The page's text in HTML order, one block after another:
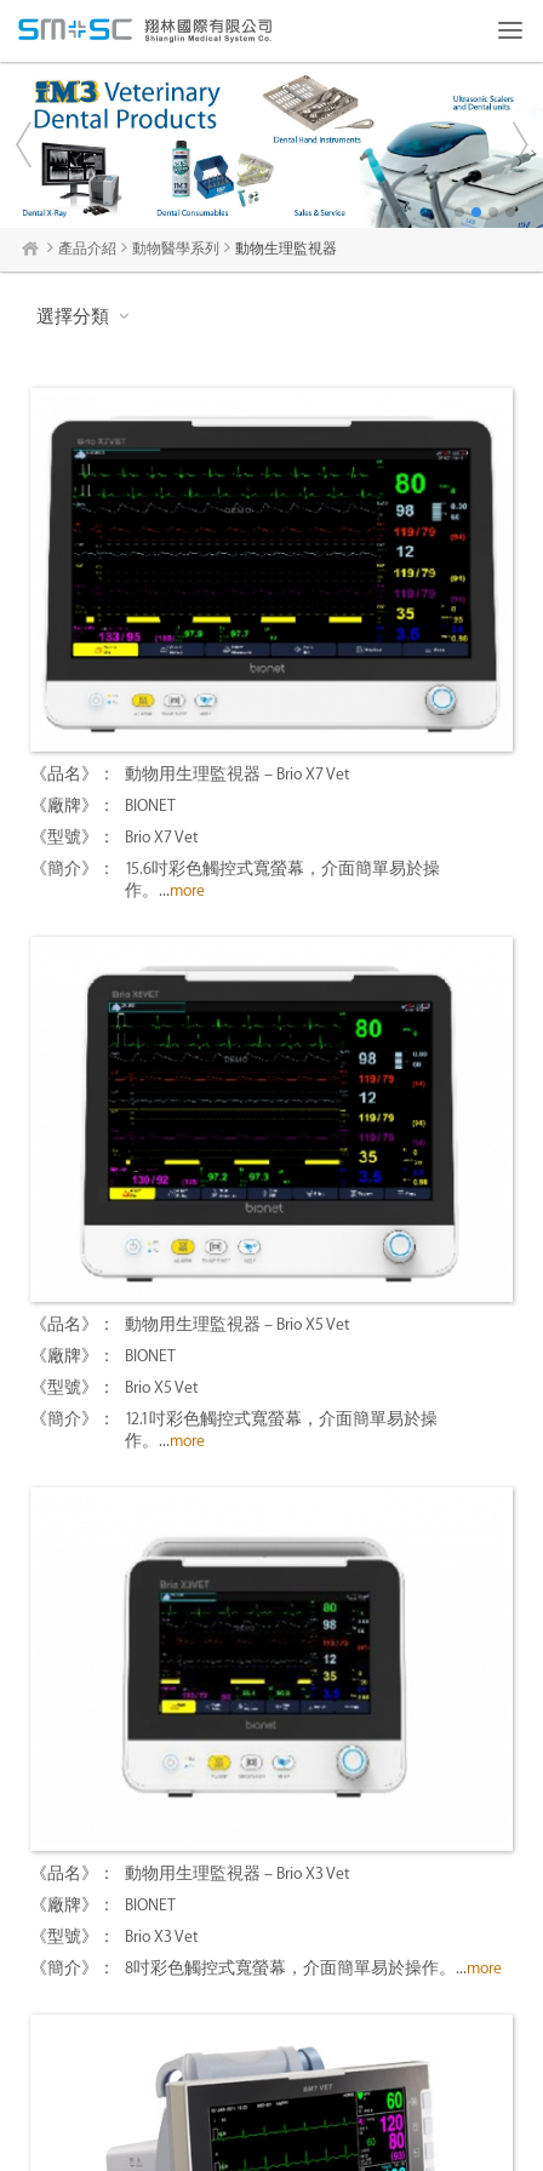
1 2 3 4
產品介紹 動物醫學系列 動物生理監視器
選擇分類
動物用生理監視器 – Brio X7 Vet
BIONET
Brio X7 Vet
15.6吋彩色觸控式寬螢幕，介面簡單易於操
作。...more
動物用生理監視器 – Brio X5 Vet
BIONET
Brio X5 Vet
12.1吋彩色觸控式寬螢幕，介面簡單易於操
作。...more
動物用生理監視器 – Brio X3 Vet
BIONET
Brio X3 Vet
8吋彩色觸控式寬螢幕，介面簡單易於操作。...more